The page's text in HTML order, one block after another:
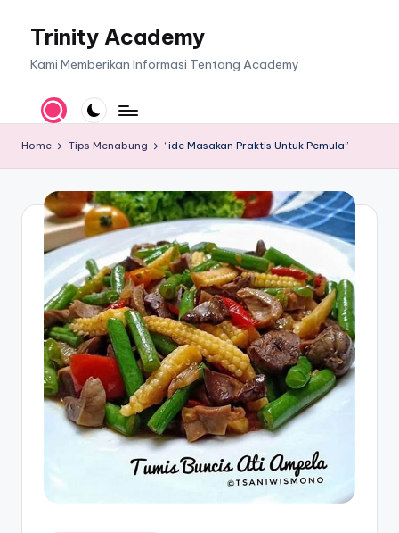
Trinity Academy
Kami Memberikan Informasi Tentang Academy
Home Tips Menabung “ide Masakan Praktis Untuk Pemula”